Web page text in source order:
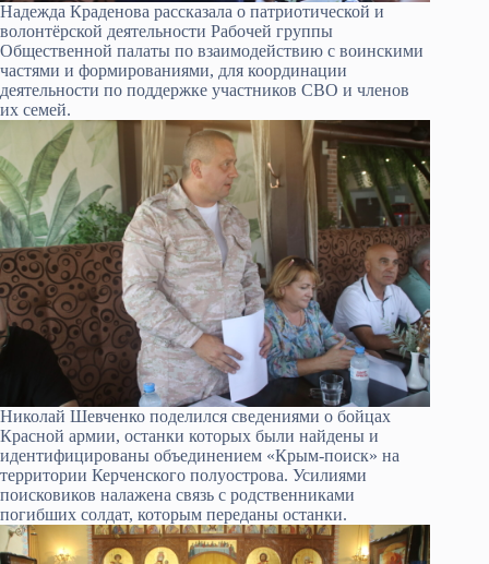
Надежда Краденова рассказала о патриотической и
волонтёрской деятельности Рабочей группы
Общественной палаты по взаимодействию с воинскими
частями и формированиями, для координации
деятельности по поддержке участников СВО и членов
их семей.
Николай Шевченко поделился сведениями о бойцах
Красной армии, останки которых были найдены и
идентифицированы объединением «Крым-поиск» на
территории Керченского полуострова. Усилиями
поисковиков налажена связь с родственниками
погибших солдат, которым переданы останки.